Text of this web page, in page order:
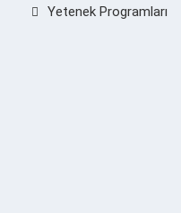
Yetenek Programları